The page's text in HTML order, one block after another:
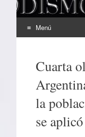
Menú
contenidoCuarta
la
se